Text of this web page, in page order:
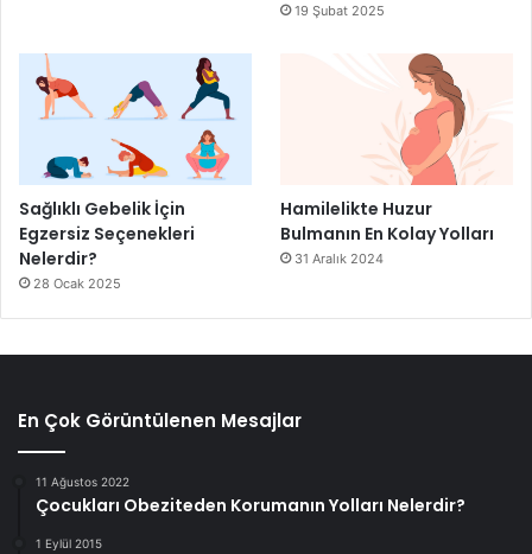
19 Şubat 2025
Sağlıklı Gebelik İçin
Egzersiz Seçenekleri
Nelerdir?
28 Ocak 2025
Hamilelikte Huzur
Bulmanın En Kolay Yolları
31 Aralık 2024
En Çok Görüntülenen Mesajlar
11 Ağustos 2022
Çocukları Obeziteden Korumanın Yolları Nelerdir?
1 Eylül 2015